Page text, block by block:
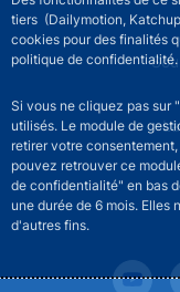
tiers (Dailymotion,
cookies pour des finalités
politique de confidentialité.
Si vous ne cliquez pas sur
utilisés. Le module de
retirer votre
pouvez retrouver ce
de confidentialité" en bas
une durée de 6 mois. Elles
d'autres fins.
Footer secondary